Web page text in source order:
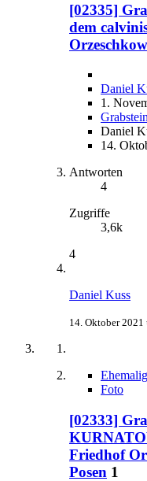
[02335]
dem
Daniel
1.
Daniel
14.
Antworten
4
Zugriffe
3,6k
4
Daniel Kuss
14. Oktober 2021
Foto
[02333]
Friedhof
Posen 1